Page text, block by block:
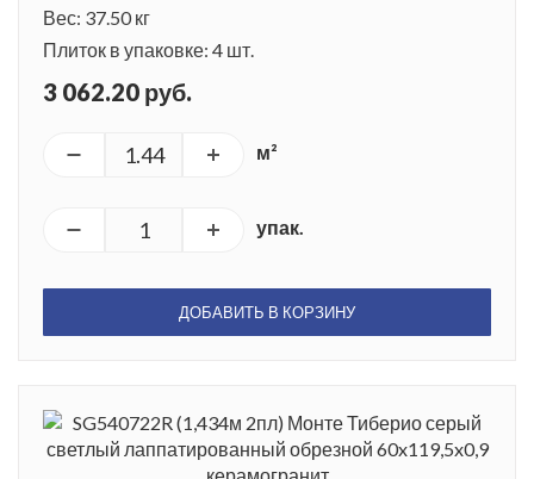
Вес: 37.50 кг
Плиток в упаковке: 4 шт.
3 062.20 руб.
м²
упак.
ДОБАВИТЬ В КОРЗИНУ